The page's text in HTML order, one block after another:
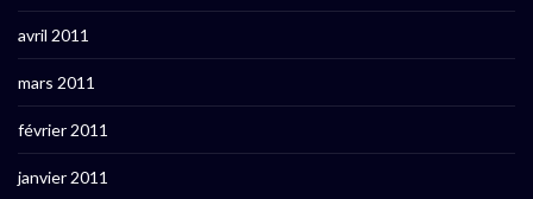
avril 2011
mars 2011
février 2011
janvier 2011